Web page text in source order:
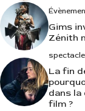
Gims
Zénith
spectacle
La fin
dans la
film ?